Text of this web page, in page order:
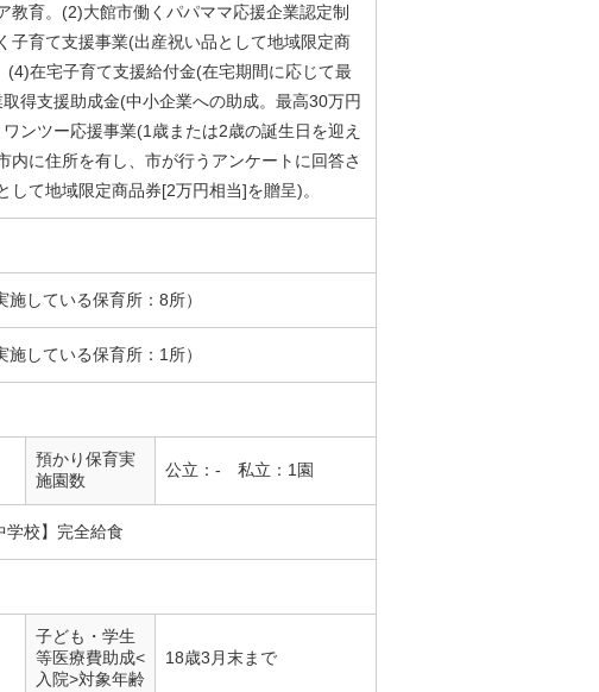
教育。(2)大館市働くパパママ応援企業認定制
子育て支援事業(出産祝い品として地域限定商
(4)在宅子育て支援給付金(在宅期間に応じて最
得支援助成金(中小企業への助成。最高30万円
ンツー応援事業(1歳または2歳の誕生日を迎え
内に住所を有し、市が行うアンケートに回答さ
して地域限定商品券[2万円相当]を贈呈)。
している保育所：8所）
している保育所：1所）
預かり保育実
施園数
公立：- 私立：1園
学校】完全給食
子ども・学生
等医療費助成<
入院>対象年齢
18歳3月末まで